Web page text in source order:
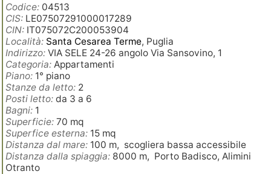
Codice: 04513
CIS: LE07507291000017289
CIN: IT075072C200053904
Località: Santa Cesarea Terme, Puglia
Indirizzo: VIA SELE 24-26 angolo Via Sansovino, 1
Categoria: Appartamenti
Piano: 1° piano
Stanze da letto: 2
Posti letto: da 3 a 6
Bagni: 1
Superficie: 70 mq
Superfice esterna: 15 mq
Distanza dal mare: 100 m, scogliera bassa accessibile
Distanza dalla spiaggia: 8000 m, Porto Badisco, Alimini
Otranto